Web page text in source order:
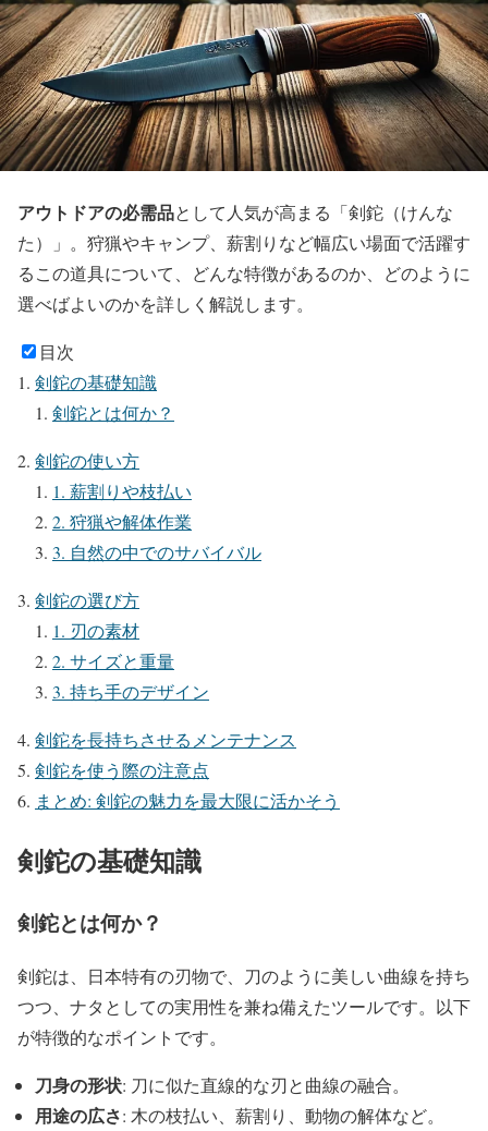
アウトドアの必需品として人気が高まる「剣鉈（けんな
た）」。狩猟やキャンプ、薪割りなど幅広い場面で活躍す
るこの道具について、どんな特徴があるのか、どのように
選べばよいのかを詳しく解説します。
目次
剣鉈の基礎知識
剣鉈とは何か？
剣鉈の使い方
1. 薪割りや枝払い
2. 狩猟や解体作業
3. 自然の中でのサバイバル
剣鉈の選び方
1. 刃の素材
2. サイズと重量
3. 持ち手のデザイン
剣鉈を長持ちさせるメンテナンス
剣鉈を使う際の注意点
まとめ: 剣鉈の魅力を最大限に活かそう
剣鉈の基礎知識
剣鉈とは何か？
剣鉈は、日本特有の刃物で、刀のように美しい曲線を持ち
つつ、ナタとしての実用性を兼ね備えたツールです。以下
が特徴的なポイントです。
刀身の形状: 刀に似た直線的な刃と曲線の融合。
用途の広さ: 木の枝払い、薪割り、動物の解体など。